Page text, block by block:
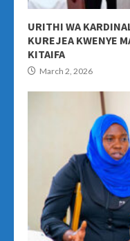
URITHI WA
KUREJEA KWENYE
KITAIFA
March 2, 2026